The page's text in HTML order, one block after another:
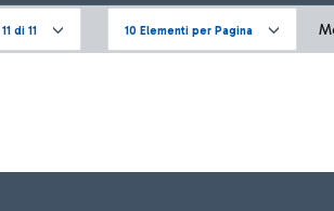
di 11 10 Elementi per Pagina